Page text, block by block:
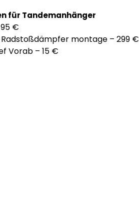
für Tandemanhänger
€
Radstoßdämpfer montage – 299 €
Vorab – 15 €